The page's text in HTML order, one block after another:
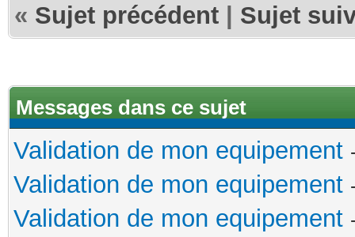
« Sujet précédent Sujet
Messages dans ce sujet
Validation de mon equipement
Validation de mon equipement
Validation de mon equipement